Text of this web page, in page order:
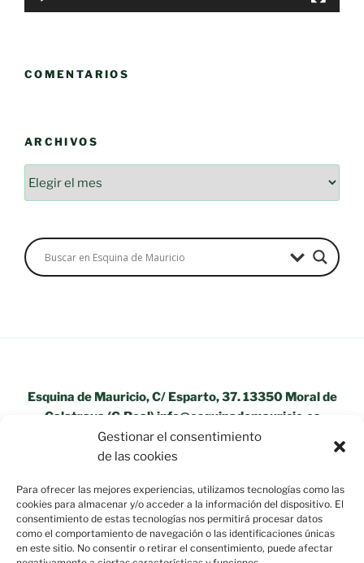
Gestionar el consentimiento
de las cookies
Para ofrecer las mejores experiencias, utilizamos tecnologías como las
cookies para almacenar y/o acceder a la información del dispositivo. El
consentimiento de estas tecnologías nos permitirá procesar datos
como el comportamiento de navegación o las identificaciones únicas
en este sitio. No consentir o retirar el consentimiento, puede afectar
COMENTARIOS
ARCHIVOS
Esquina de Mauricio, C/ Esparto, 37. 13350 Moral de
Calatrava (C.Real) info@esquinademauricio.es
«Aviso Legal»